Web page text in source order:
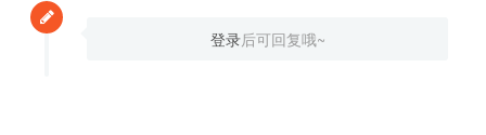
登录后可回复哦~